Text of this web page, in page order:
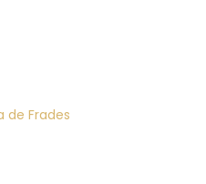
de Frades